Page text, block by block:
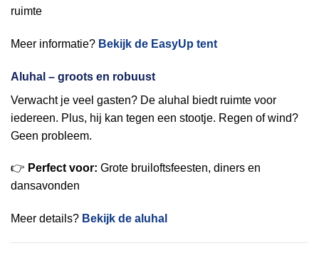
ruimte
Meer informatie? Bekijk de EasyUp tent
Aluhal – groots en robuust
Verwacht je veel gasten? De aluhal biedt ruimte voor
iedereen. Plus, hij kan tegen een stootje. Regen of wind?
Geen probleem.
👉 Perfect voor: Grote bruiloftsfeesten, diners en
dansavonden
Meer details? Bekijk de aluhal